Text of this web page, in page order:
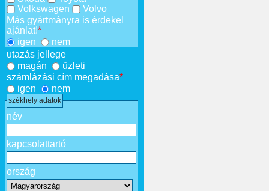
Volkswagen
Volvo
Más gyártmányra is érdekel
ajánlat!*
igen
nem
utazás jellege
magán
üzleti
számlázási cím megadása*
igen
nem
székhely adatok
név
kapcsolattartó
ország